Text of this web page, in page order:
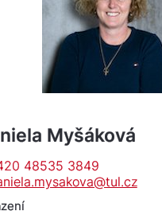
Myšáková
48535 3849